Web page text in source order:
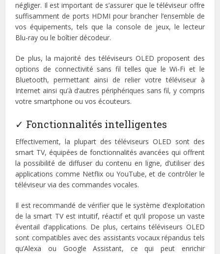
négliger. Il est important de s’assurer que le téléviseur offre
suffisamment de ports HDMI pour brancher l’ensemble de
vos équipements, tels que la console de jeux, le lecteur
Blu-ray ou le boîtier décodeur.
De plus, la majorité des téléviseurs OLED proposent des
options de connectivité sans fil telles que le Wi-Fi et le
Bluetooth, permettant ainsi de relier votre téléviseur à
Internet ainsi qu’à d’autres périphériques sans fil, y compris
votre smartphone ou vos écouteurs.
✓ Fonctionnalités intelligentes
Effectivement, la plupart des téléviseurs OLED sont des
smart TV, équipées de fonctionnalités avancées qui offrent
la possibilité de diffuser du contenu en ligne, d’utiliser des
applications comme Netflix ou YouTube, et de contrôler le
téléviseur via des commandes vocales.
Il est recommandé de vérifier que le système d’exploitation
de la smart TV est intuitif, réactif et qu’il propose un vaste
éventail d’applications. De plus, certains téléviseurs OLED
sont compatibles avec des assistants vocaux répandus tels
qu’Alexa ou Google Assistant, ce qui peut enrichir